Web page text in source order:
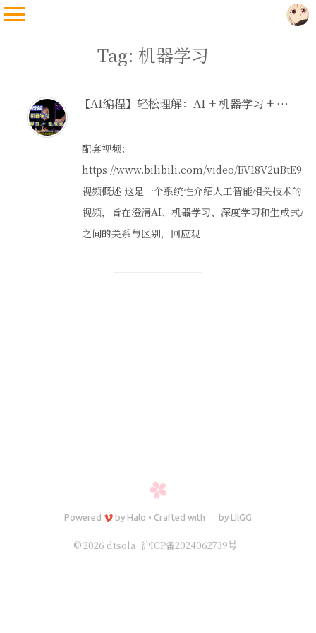
Tag: 机器学习
【AI编程】轻松理解：AI + 机器学习 + 深度学习 + 生成式AI
配套视频：
https://www.bilibili.com/video/BV18V2uBtE95/
视频概述 这是一个系统性介绍人工智能相关技术的
视频，旨在澄清AI、机器学习、深度学习和生成式AI
之间的关系与区别，回应观
Powered by Halo • Crafted with by LIlGG
© 2026 dtsola 沪ICP备2024062739号